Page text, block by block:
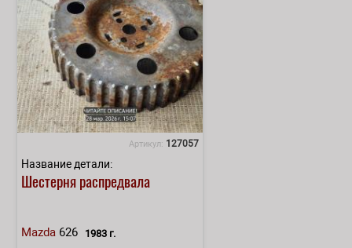
Артикул: 127057
Название детали:
Шестерня распредвала
Mazda 626 1983 г.